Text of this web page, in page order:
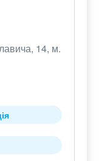
14, м.